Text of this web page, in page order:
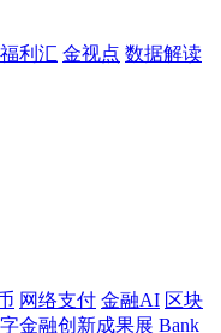
福利汇 金视点 数据解读
网络支付 金融AI 区块
金融创新成果展 Bank